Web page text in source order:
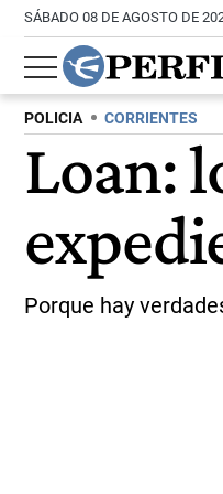
SÁBADO 08 DE AGOSTO DE
POLICIA CORRIENTES
Loan:
Porque hay